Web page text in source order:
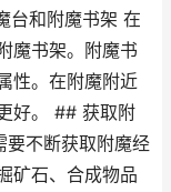
台和附魔书架 在
魔书架。附魔书
性。在附魔附近
好。 ## 获取附
要不断获取附魔经
矿石、合成物品